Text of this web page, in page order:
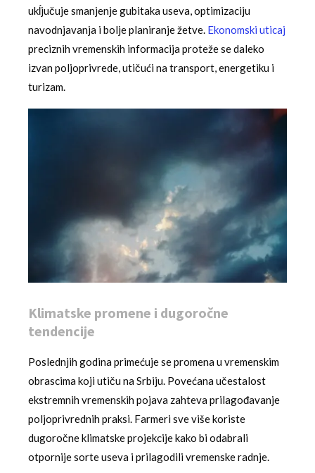
ukĺjučuje smanjenje gubitaka useva, optimizaciju
navodnjavanja i bolje planiranje žetve. Ekonomski uticaj
preciznih vremenskih informacija proteže se daleko
izvan poljoprivrede, utičući na transport, energetiku i
turizam.
Klimatske promene i dugoročne
tendencije
Poslednjih godina primećuje se promena u vremenskim
obrascima koji utiču na Srbiju. Povećana učestalost
ekstremnih vremenskih pojava zahteva prilagođavanje
poljoprivrednih praksi. Farmeri sve više koriste
dugoročne klimatske projekcije kako bi odabrali
otpornije sorte useva i prilagodili vremenske radnje.